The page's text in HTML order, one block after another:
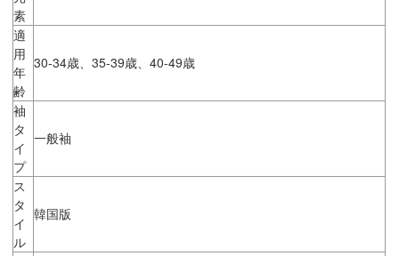
素
適
用
年
齢
30-34歳、35-39歳、40-49歳
袖
タ
イ
プ
一般袖
ス
タ
イ
ル
韓国版